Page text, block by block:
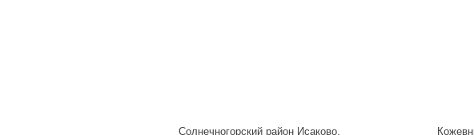
Солнечногорский район Исаково,